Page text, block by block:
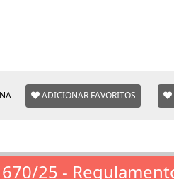
ADICIONAR FAVORITOS
25 -